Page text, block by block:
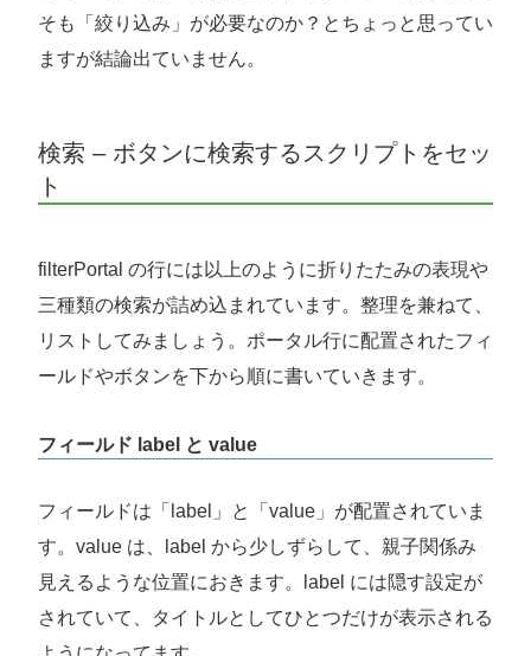
そも「絞り込み」が必要なのか？とちょっと思ってい
ますが結論出ていません。
検索 – ボタンに検索するスクリプトをセッ
ト
filterPortal の行には以上のように折りたたみの表現や
三種類の検索が詰め込まれています。整理を兼ねて、
リストしてみましょう。ポータル行に配置されたフィ
ールドやボタンを下から順に書いていきます。
フィールド label と value
フィールドは「label」と「value」が配置されていま
す。value は、label から少しずらして、親子関係み
見えるような位置におきます。label には隠す設定が
されていて、タイトルとしてひとつだけが表示される